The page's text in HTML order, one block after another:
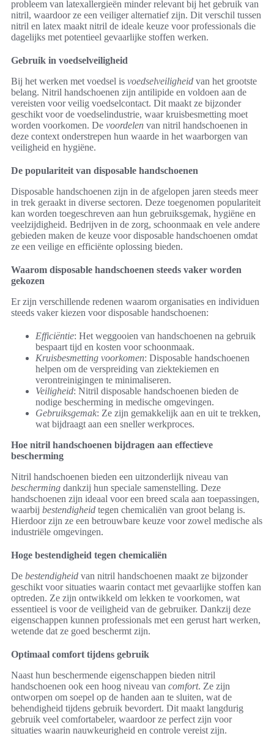
probleem van latexallergieën minder relevant bij het gebruik van
nitril, waardoor ze een veiliger alternatief zijn. Dit verschil tussen
nitril en latex maakt nitril de ideale keuze voor professionals die
dagelijks met potentieel gevaarlijke stoffen werken.
Gebruik in voedselveiligheid
Bij het werken met voedsel is voedselveiligheid van het grootste
belang. Nitril handschoenen zijn antilipide en voldoen aan de
vereisten voor veilig voedselcontact. Dit maakt ze bijzonder
geschikt voor de voedselindustrie, waar kruisbesmetting moet
worden voorkomen. De voordelen van nitril handschoenen in
deze context onderstrepen hun waarde in het waarborgen van
veiligheid en hygiëne.
De populariteit van disposable handschoenen
Disposable handschoenen zijn in de afgelopen jaren steeds meer
in trek geraakt in diverse sectoren. Deze toegenomen populariteit
kan worden toegeschreven aan hun gebruiksgemak, hygiëne en
veelzijdigheid. Bedrijven in de zorg, schoonmaak en vele andere
gebieden maken de keuze voor disposable handschoenen omdat
ze een veilige en efficiënte oplossing bieden.
Waarom disposable handschoenen steeds vaker worden
gekozen
Er zijn verschillende redenen waarom organisaties en individuen
steeds vaker kiezen voor disposable handschoenen:
Efficiëntie: Het weggooien van handschoenen na gebruik
bespaart tijd en kosten voor schoonmaak.
Kruisbesmetting voorkomen: Disposable handschoenen
helpen om de verspreiding van ziektekiemen en
verontreinigingen te minimaliseren.
Veiligheid: Nitril disposable handschoenen bieden de
nodige bescherming in medische omgevingen.
Gebruiksgemak: Ze zijn gemakkelijk aan en uit te trekken,
wat bijdraagt aan een sneller werkproces.
Hoe nitril handschoenen bijdragen aan effectieve
bescherming
Nitril handschoenen bieden een uitzonderlijk niveau van
bescherming dankzij hun speciale samenstelling. Deze
handschoenen zijn ideaal voor een breed scala aan toepassingen,
waarbij bestendigheid tegen chemicaliën van groot belang is.
Hierdoor zijn ze een betrouwbare keuze voor zowel medische als
industriële omgevingen.
Hoge bestendigheid tegen chemicaliën
De bestendigheid van nitril handschoenen maakt ze bijzonder
geschikt voor situaties waarin contact met gevaarlijke stoffen kan
optreden. Ze zijn ontwikkeld om lekken te voorkomen, wat
essentieel is voor de veiligheid van de gebruiker. Dankzij deze
eigenschappen kunnen professionals met een gerust hart werken,
wetende dat ze goed beschermt zijn.
Optimaal comfort tijdens gebruik
Naast hun beschermende eigenschappen bieden nitril
handschoenen ook een hoog niveau van comfort. Ze zijn
ontworpen om soepel op de handen aan te sluiten, wat de
behendigheid tijdens gebruik bevordert. Dit maakt langdurig
gebruik veel comfortabeler, waardoor ze perfect zijn voor
situaties waarin nauwkeurigheid en controle vereist zijn.